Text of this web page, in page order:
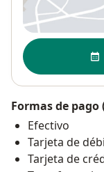
Disponibilidad
Formas de
Efectivo
Tarjeta de
Tarjeta de